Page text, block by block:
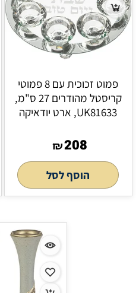
פמוט זכוכית עם 8 פמוטי
קריסטל מהודרים 27 ס"מ,
UK81633, ארט יודאיקה
₪208
הוסף לסל